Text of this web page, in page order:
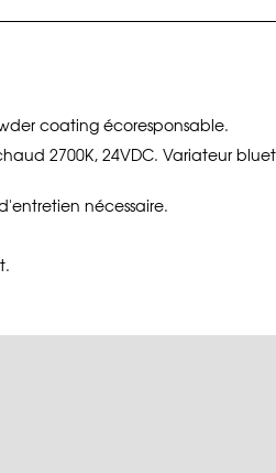
coating écoresponsable.
2700K, 24VDC. Variateur
nécessaire.